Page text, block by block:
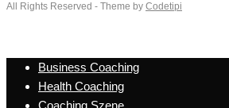
All Rights Reserved - Theme by Codetipi
Business Coaching
Health Coaching